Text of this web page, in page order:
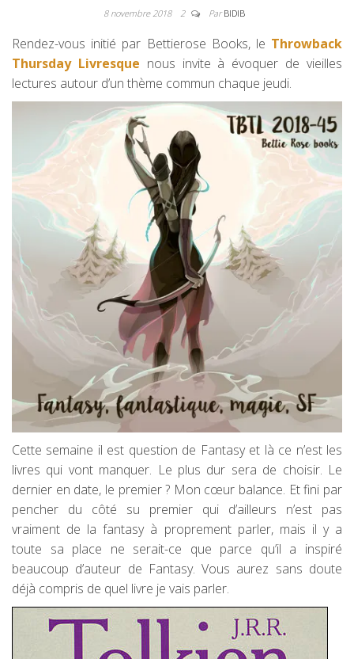
8 novembre 2018 2 ParBIDIB
Rendez-vous initié par Bettierose Books, le Throwback
Thursday Livresque nous invite à évoquer de vieilles
lectures autour d’un thème commun chaque jeudi.
Cette semaine il est question de Fantasy et là ce n’est les
livres qui vont manquer. Le plus dur sera de choisir. Le
dernier en date, le premier ? Mon cœur balance. Et fini par
pencher du côté su premier qui d’ailleurs n’est pas
vraiment de la fantasy à proprement parler, mais il y a
toute sa place ne serait-ce que parce qu’il a inspiré
beaucoup d’auteur de Fantasy. Vous aurez sans doute
déjà compris de quel livre je vais parler.